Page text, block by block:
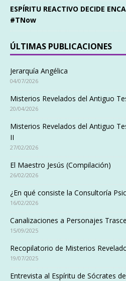
ESPÍRITU REACTIVO DECIDE
#TNow
ÚLTIMAS PUBLICACIONES
Jerarquía Angélica
04/07/2026
Misterios Revelados del Antiguo
20/04/2026
Misterios Revelados del Antiguo
II
27/02/2026
El Maestro Jesús (Compilación)
26/02/2026
¿En qué consiste la Consultoría
16/02/2026
Canalizaciones a Personajes
15/09/2025
Recopilatorio de Misterios
19/07/2025
Entrevista al Espíritu de Sócrates